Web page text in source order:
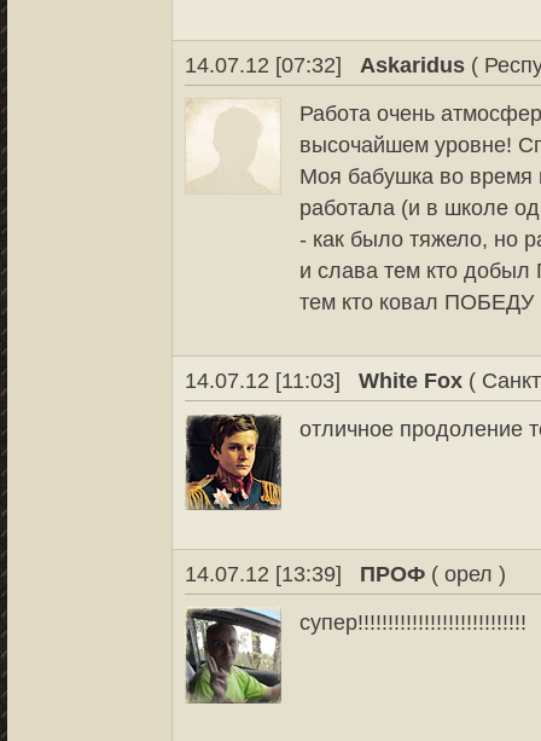
14.07.12 [07:32] Askaridus (
Работа очень
высочайшем уровне!
Моя бабушка во время
работала (и в школе
- как было тяжело, но
и слава тем кто
тем кто ковал ПОБЕДУ
14.07.12 [11:03] White Fox (
отличное продоление
14.07.12 [13:39] ПРОФ ( орел )
супер!!!!!!!!!!!!!!!!!!!!!!!!!!!!